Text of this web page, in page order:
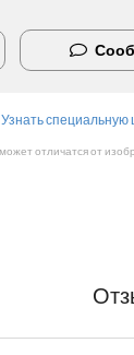
Узнать специальную
отличатся от